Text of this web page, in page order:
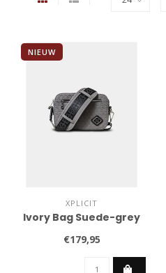
NIEUW
XPLICIT
Ivory Bag Suede-grey
€179,95